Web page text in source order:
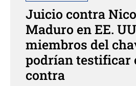
Juicio contra
Maduro en EE.
miembros del
podrían testificar
contra